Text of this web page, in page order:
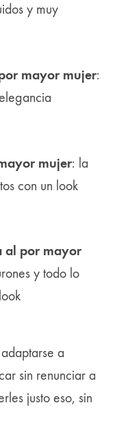
y muy
mayor mujer:
mujer: la
con un look
al por mayor
y todo lo
a
sin renunciar a
justo eso, sin